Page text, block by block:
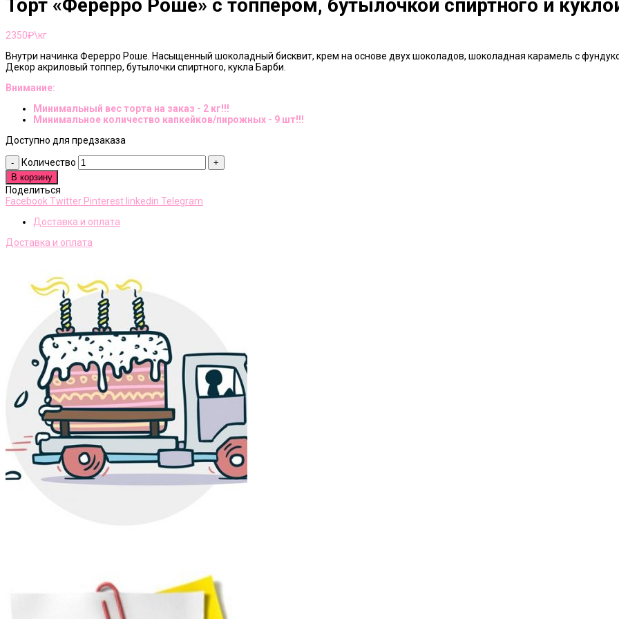
Торт «Ферерро Роше» c топпером, бутылочкой спиртного и
2350₽\кг
Внутри начинка Ферерро Роше. Насыщенный шоколадный бисквит, крем на основе двух шоколадов, шоколадная карамель с
Декор акриловый топпер, бутылочки спиртного, кукла Барби.
Внимание:
Минимальный вес торта на заказ - 2 кг!!!
Минимальное количество капкейков/пирожных - 9 шт!!!
Доступно для предзаказа
Количество
В корзину
Поделиться
Facebook Twitter Pinterest linkedin Telegram
Доставка и оплата
Доставка и оплата